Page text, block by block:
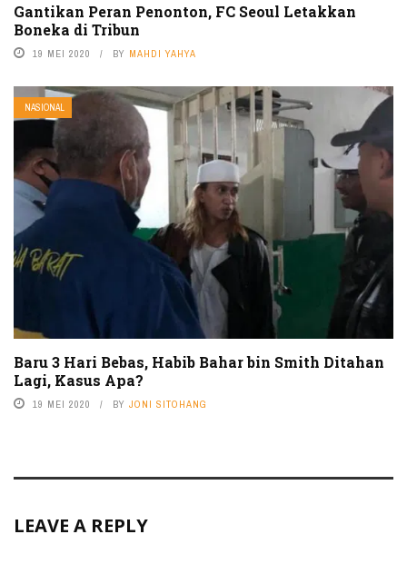
Gantikan Peran Penonton, FC Seoul Letakkan
Boneka di Tribun
19 MEI 2020 BY MAHDI YAHYA
NASIONAL
Baru 3 Hari Bebas, Habib Bahar bin Smith Ditahan
Lagi, Kasus Apa?
19 MEI 2020 BY JONI SITOHANG
LEAVE A REPLY